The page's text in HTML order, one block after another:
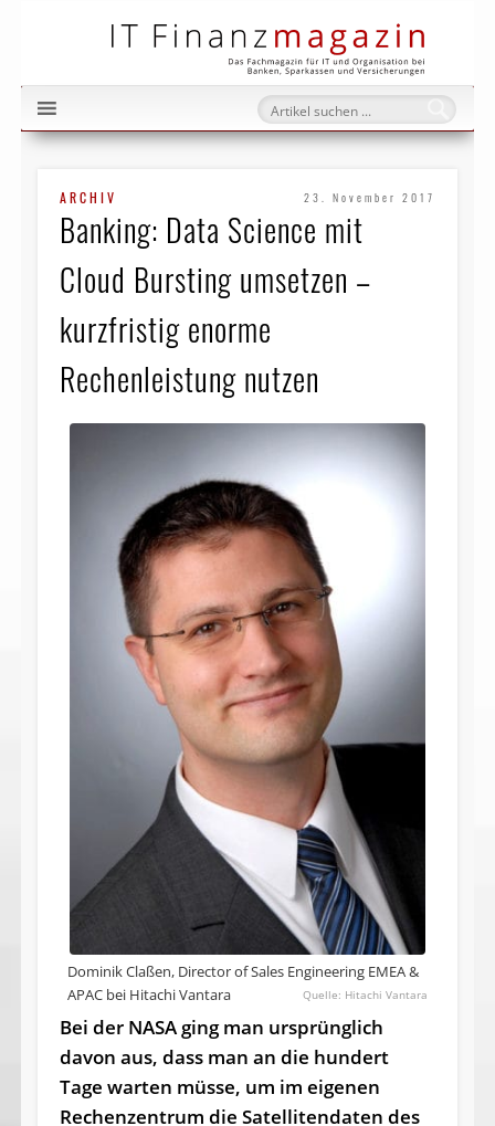
ARCHIV 23. November 2017
Banking: Data Science mit
Cloud Bursting umsetzen –
kurzfristig enorme
Rechenleistung nutzen
Dominik Claßen, Director of Sales Engineering EMEA &
APAC bei Hitachi Vantara
Hitachi Vantara
Bei der NASA ging man ursprünglich
davon aus, dass man an die hundert
Tage warten müsse, um im eigenen
Rechenzentrum die Satellitendaten des